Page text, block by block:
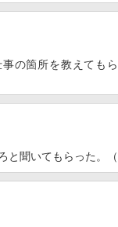
の箇所を教えても
と聞いてもらった。（